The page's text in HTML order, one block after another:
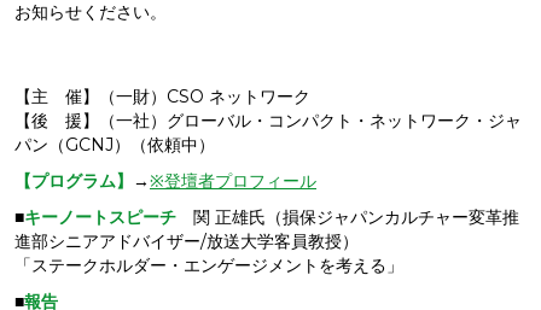
お知らせください。
【主 催】（一財）CSO ネットワーク
【後 援】（一社）グローバル・コンパクト・ネットワーク・ジャ
パン（GCNJ）（依頼中）
【プログラム】
→※登壇者プロフィール
■キーノートスピーチ 関 正雄氏（損保ジャパンカルチャー変革推
進部シニアアドバイザー/放送大学客員教授）
「ステークホルダー・エンゲージメントを考える」
■報告